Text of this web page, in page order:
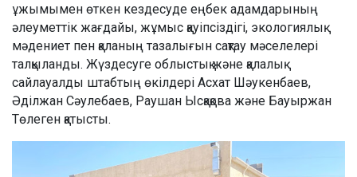
ұжымымен өткен кездесуде еңбек адамдарының
әлеуметтік жағдайы, жұмыс қауіпсіздігі, экологиялық
мәдениет пен қаланың тазалығын сақтау мәселелері
талқыланды. Жүздесуге облыстық және қалалық
сайлауалды штабтың өкілдері Асхат Шәукенбаев,
Әділжан Сәулебаев, Раушан Ысқақова және Бауыржан
Төлеген қатысты.